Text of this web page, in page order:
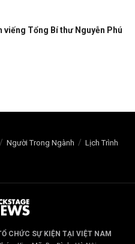
viếng Tổng Bí thư Nguyễn Phú
Người Trong Ngành Lịch Trình
CHỨC SỰ KIỆN TẠI VIỆT NAM